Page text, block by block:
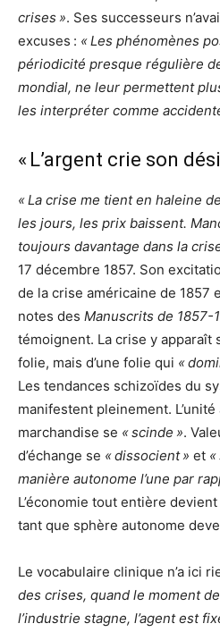
crises ». Ses successeurs
excuses : « Les phénomènes
périodicité presque régulière
mondial, ne leur permettent
les interpréter comme
« L’argent crie son
« La crise me tient en haleine
les jours, les prix baissent.
toujours davantage dans la
17 décembre 1857. Son
de la crise américaine de 1857
notes des Manuscrits de 1857-
témoignent. La crise y apparaît
folie, mais d’une folie qui «
Les tendances schizoïdes du
manifestent pleinement.
marchandise se « scinde ».
d’échange se « dissocient » et
manière autonome l’une par
L’économie tout entière
tant que sphère autonome
Le vocabulaire clinique n’a ici
des crises, quand le moment
l’industrie stagne, l’agent est